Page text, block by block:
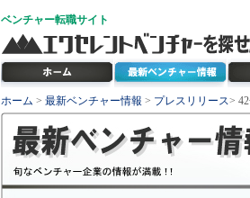
ベンチャー転職サイト
ホーム > 最新ベンチャー情報 > プレスリリース>